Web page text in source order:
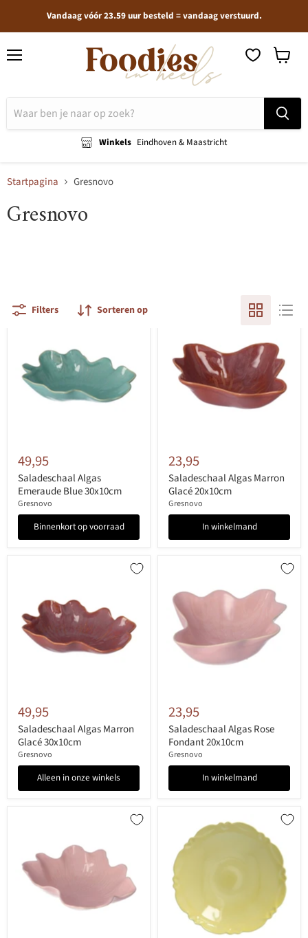
Vandaag vóór 23.59 uur besteld = vandaag verstuurd.
Winkels Eindhoven & Maastricht
Startpagina Gresnovo
Gresnovo
Filters Sorteren op
49,95
Saladeschaal Algas
Emeraude Blue 30x10cm
Gresnovo
Binnenkort op voorraad
23,95
Saladeschaal Algas Marron
Glacé 20x10cm
Gresnovo
In winkelmand
49,95
Saladeschaal Algas Marron
Glacé 30x10cm
Gresnovo
Alleen in onze winkels
23,95
Saladeschaal Algas Rose
Fondant 20x10cm
Gresnovo
In winkelmand